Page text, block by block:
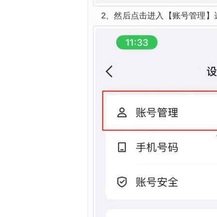
2、然后点击进入【账号管理】